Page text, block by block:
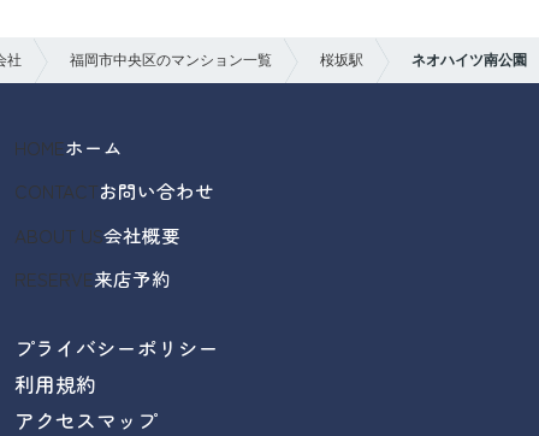
社 福岡市中央区のマンション一覧 桜坂駅 ネオハイツ南公園
HOMEホーム
CONTACTお問い合わせ
ABOUT US会社概要
RESERVE来店予約
プライバシーポリシー
利用規約
アクセスマップ